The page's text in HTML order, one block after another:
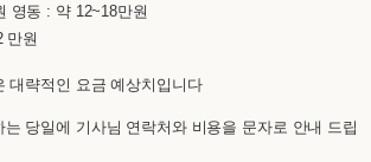
영동 : 약 12~18만원
만원
대략적인 요금 예상치입니다
는 당일에 기사님 연락처와 비용을 문자로 안내 드립